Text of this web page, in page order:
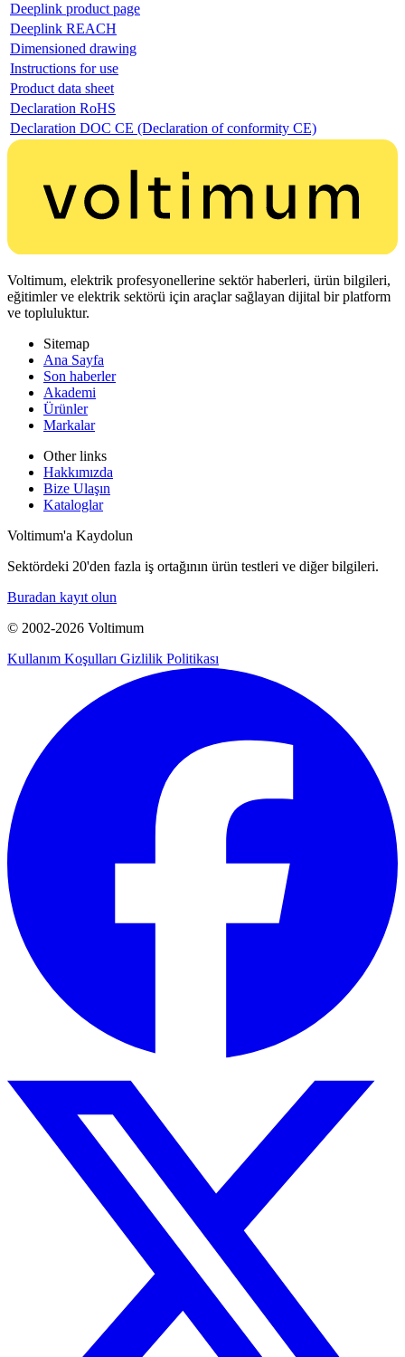
Deeplink product page
Deeplink REACH
Dimensioned drawing
Instructions for use
Product data sheet
Declaration RoHS
Declaration DOC CE (Declaration of conformity CE)
Voltimum, elektrik profesyonellerine sektör haberleri, ürün bilgileri,
eğitimler ve elektrik sektörü için araçlar sağlayan dijital bir platform
ve topluluktur.
Sitemap
Ana Sayfa
Son haberler
Akademi
Ürünler
Markalar
Other links
Hakkımızda
Bize Ulaşın
Kataloglar
Voltimum'a Kaydolun
Sektördeki 20'den fazla iş ortağının ürün testleri ve diğer bilgileri.
Buradan kayıt olun
© 2002-2026 Voltimum
Kullanım Koşulları Gizlilik Politikası